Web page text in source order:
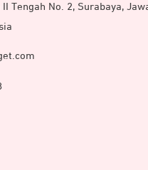
Tengah No. 2, Surabaya,